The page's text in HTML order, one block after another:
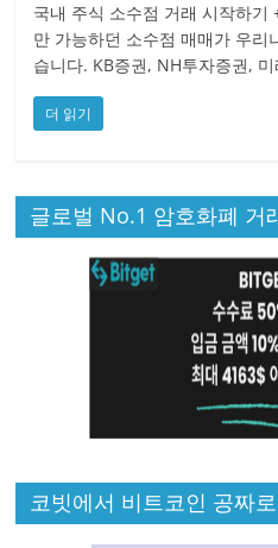
국내 주식 소수점 거래 시작하기
만 가능하던 소수점 매매가 우리
습니다. KB증권, NH투자증권,
더 읽기
글로벌 No.1 암호화폐 거
코빗에서 비트코인 공짜